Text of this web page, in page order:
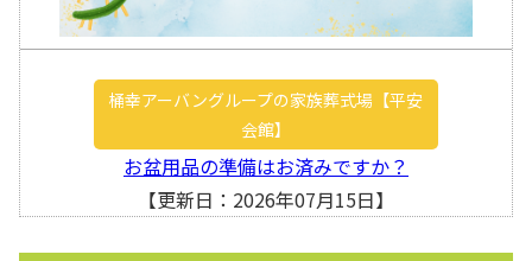
桶幸アーバングループの家族葬式場【平安
会館】
お盆用品の準備はお済みですか？
【更新日：2026年07月15日】